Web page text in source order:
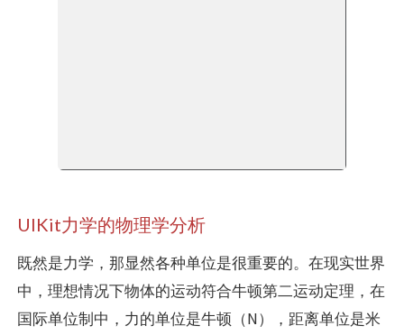
UIKit力学的物理学分析
既然是力学，那显然各种单位是很重要的。在现实世界
中，理想情况下物体的运动符合牛顿第二运动定理，在
国际单位制中，力的单位是牛顿（N），距离单位是米